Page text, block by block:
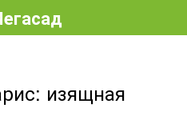
изящная